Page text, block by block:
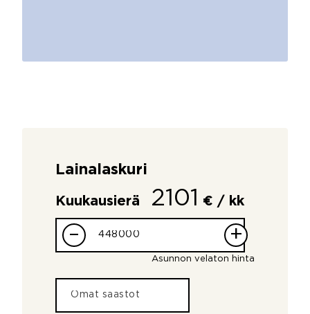
Lainalaskuri
Kuukausierä 2101 € / kk
– +
Asunnon velaton hinta